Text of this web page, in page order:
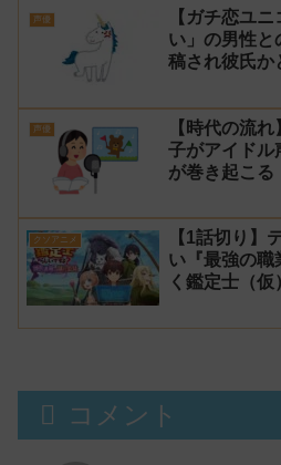
声優
【ガチ恋ユ
い」の男性と
稿され彼氏
よう注意喚起
声優
【時代の流
子がアイドル
が巻き起こる
クソアニメ
【1話切り】
い『最強の職
く鑑定士（
コメント